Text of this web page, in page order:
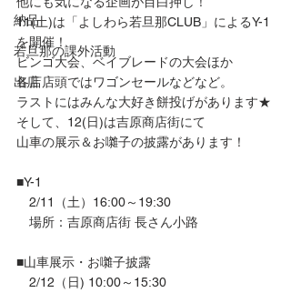
納品
若旦那の課外活動
出店
11(土)は「よしわら若旦那CLUB」によるY-1
を開催！
ビンゴ大会、ベイブレードの大会ほか
各店店頭ではワゴンセールなどなど。
ラストにはみんな大好き餅投げがあります★
そして、12(日)は吉原商店街にて
山車の展示＆お囃子の披露があります！
■Y-1
2/11（土）16:00～19:30
場所：吉原商店街 長さん小路
■山車展示・お囃子披露
2/12（日) 10:00～15:30